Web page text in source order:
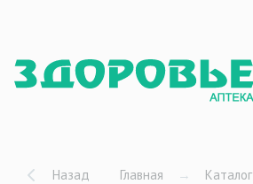
Назад Главная → Каталог